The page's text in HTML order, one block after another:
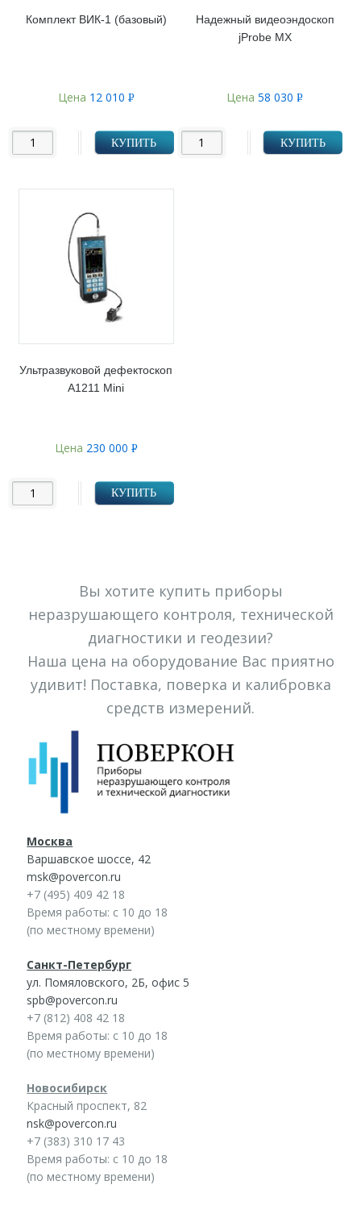
Комплект ВИК-1 (базовый)
Цена 12 010 Р
КУПИТЬ
Надежный видеоэндоскоп
jProbe MX
Цена58 030Р
КУПИТЬ
Ультразвуковой дефектоскоп
А1211 Mini
Цена 230 000 Р
КУПИТЬ
Вы хотите купить приборы
неразрушающего контроля, технической
диагностики и геодезии?
Наша цена на оборудование Вас приятно
удивит! Поставка, поверка и калибровка
средств измерений.
Москва
Варшавское шоссе, 42
msk@povercon.ru
+7 (495) 409 42 18
Время работы: с 10 до 18
(по местному времени)
Санкт-Петербург
ул. Помяловского, 2Б, офис 5
spb@povercon.ru
+7 (812) 408 42 18
Время работы: с 10 до 18
(по местному времени)
Новосибирск
Красный проспект, 82
nsk@povercon.ru
+7 (383) 310 17 43
Время работы: с 10 до 18
(по местному времени)